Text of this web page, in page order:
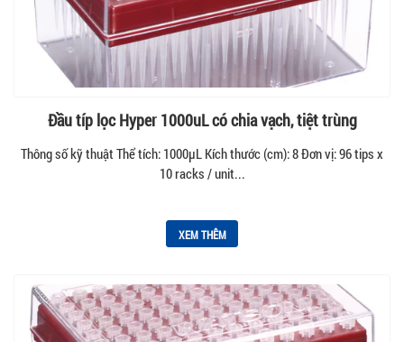
Đầu típ lọc Hyper 1000uL có chia vạch, tiệt trùng
Thông số kỹ thuật Thể tích: 1000µL Kích thước (cm): 8 Đơn vị: 96 tips x
10 racks / unit...
XEM THÊM